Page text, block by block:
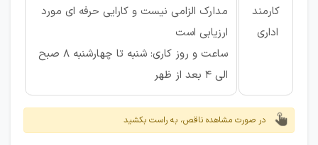
کارمند
اداری
مدارک الزامی نیست و کارایی حرفه ای مورد
ارزیابی است
ساعت و روز کاری:
شنبه تا چهارشنبه 8 صبح
الی 4 بعد از ظهر
در صورت مشاهده ناقص، به راست بکشید